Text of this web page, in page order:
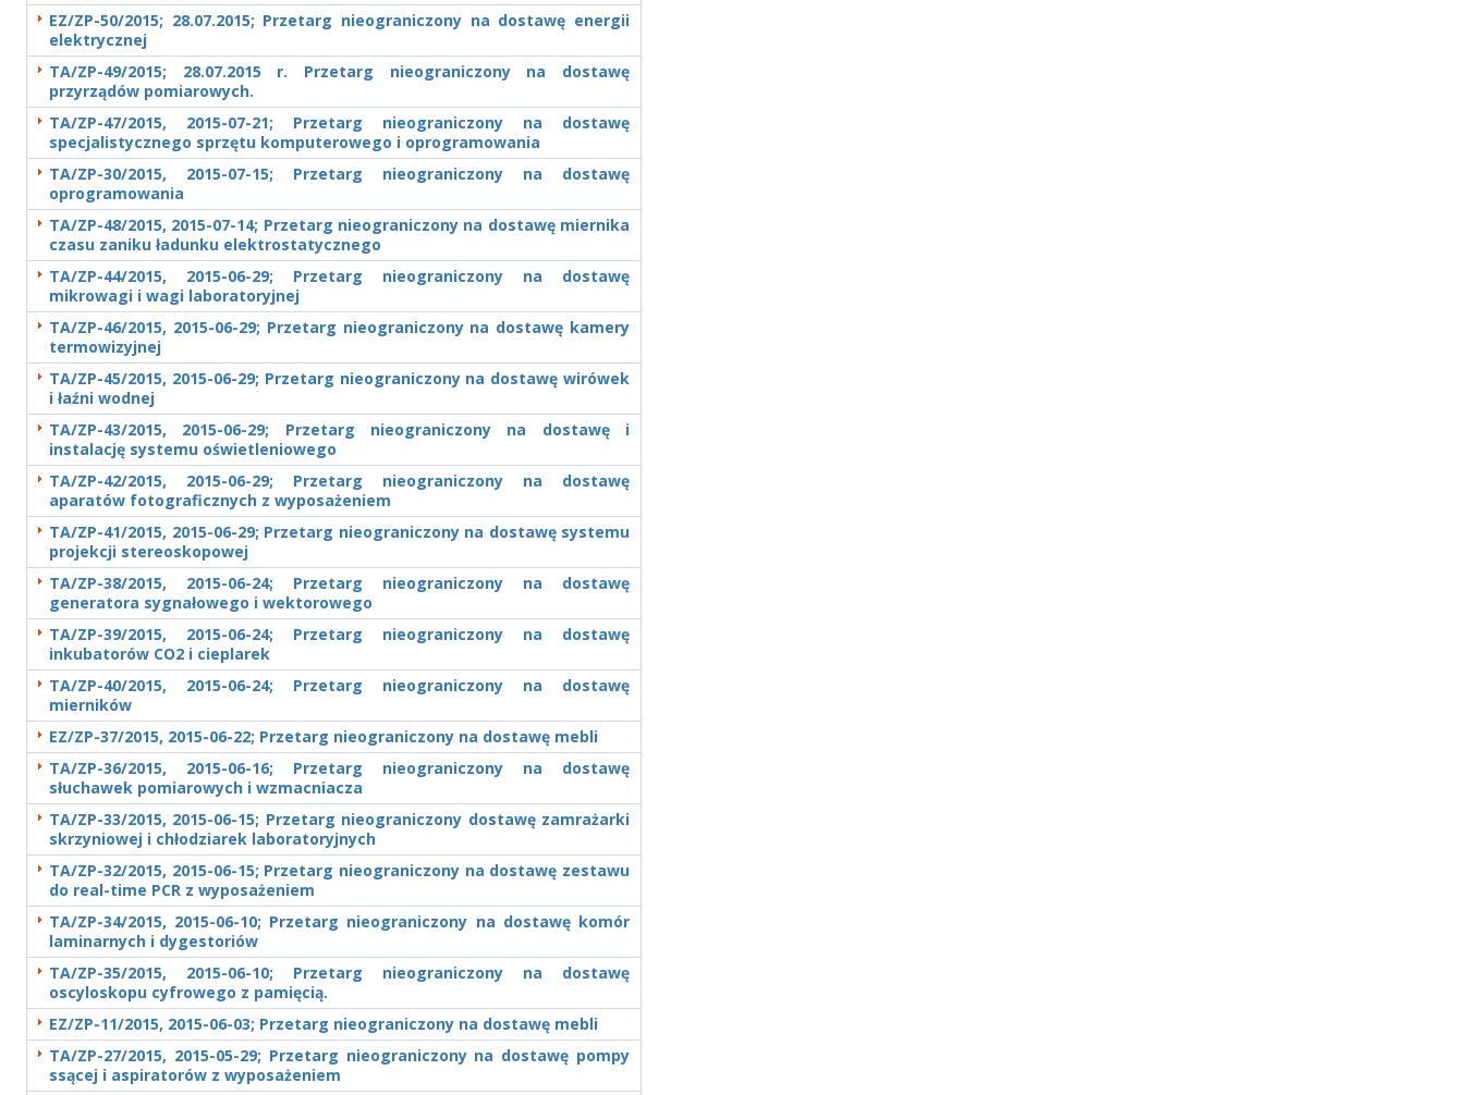
EZ/ZP-50/2015; 28.07.2015; Przetarg nieograniczony na dostawę energii
elektrycznej
TA/ZP-49/2015; 28.07.2015 r. Przetarg nieograniczony na dostawę
przyrządów pomiarowych.
TA/ZP-47/2015, 2015-07-21; Przetarg nieograniczony na dostawę
specjalistycznego sprzętu komputerowego i oprogramowania
TA/ZP-30/2015, 2015-07-15; Przetarg nieograniczony na dostawę
oprogramowania
TA/ZP-48/2015, 2015-07-14; Przetarg nieograniczony na dostawę miernika
czasu zaniku ładunku elektrostatycznego
TA/ZP-44/2015, 2015-06-29; Przetarg nieograniczony na dostawę
mikrowagi i wagi laboratoryjnej
TA/ZP-46/2015, 2015-06-29; Przetarg nieograniczony na dostawę kamery
termowizyjnej
TA/ZP-45/2015, 2015-06-29; Przetarg nieograniczony na dostawę wirówek
i łaźni wodnej
TA/ZP-43/2015, 2015-06-29; Przetarg nieograniczony na dostawę i
instalację systemu oświetleniowego
TA/ZP-42/2015, 2015-06-29; Przetarg nieograniczony na dostawę
aparatów fotograficznych z wyposażeniem
TA/ZP-41/2015, 2015-06-29; Przetarg nieograniczony na dostawę systemu
projekcji stereoskopowej
TA/ZP-38/2015, 2015-06-24; Przetarg nieograniczony na dostawę
generatora sygnałowego i wektorowego
TA/ZP-39/2015, 2015-06-24; Przetarg nieograniczony na dostawę
inkubatorów CO2 i cieplarek
TA/ZP-40/2015, 2015-06-24; Przetarg nieograniczony na dostawę
mierników
EZ/ZP-37/2015, 2015-06-22; Przetarg nieograniczony na dostawę mebli
TA/ZP-36/2015, 2015-06-16; Przetarg nieograniczony na dostawę
słuchawek pomiarowych i wzmacniacza
TA/ZP-33/2015, 2015-06-15; Przetarg nieograniczony dostawę zamrażarki
skrzyniowej i chłodziarek laboratoryjnych
TA/ZP-32/2015, 2015-06-15; Przetarg nieograniczony na dostawę zestawu
do real-time PCR z wyposażeniem
TA/ZP-34/2015, 2015-06-10; Przetarg nieograniczony na dostawę komór
laminarnych i dygestoriów
TA/ZP-35/2015, 2015-06-10; Przetarg nieograniczony na dostawę
oscyloskopu cyfrowego z pamięcią.
EZ/ZP-11/2015, 2015-06-03; Przetarg nieograniczony na dostawę mebli
TA/ZP-27/2015, 2015-05-29; Przetarg nieograniczony na dostawę pompy
ssącej i aspiratorów z wyposażeniem